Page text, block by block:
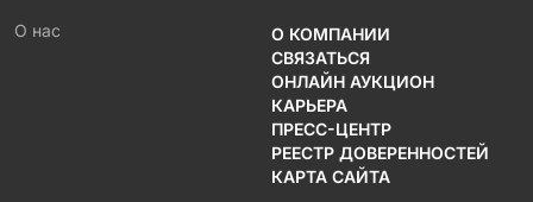
О нас
О КОМПАНИИ
СВЯЗАТЬСЯ
ОНЛАЙН АУКЦИОН
КАРЬЕРА
ПРЕСС-ЦЕНТР
РЕЕСТР ДОВЕРЕННОСТЕЙ
КАРТА САЙТА